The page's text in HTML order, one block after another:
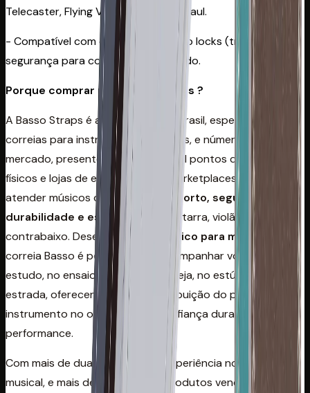
Telecaster, Flying V, Firebird ou Les Paul.
- Compatível com os principais strap locks (travas de
segurança para correias) do mercado.
Porque comprar uma Basso Straps ?
A Basso Straps é a marca líder no Brasil, especializada em
correias para instrumentos musicais, e número 1 do
mercado, presente em mais de 2 mil pontos de venda
físicos e lojas de e-commerce e marketplaces. Criada para
atender músicos que buscam
conforto, segurança,
durabilidade e estilo
ao tocar guitarra, violão ou
contrabaixo. Desenvolvida de
músico para músico
correia Basso é pensada para acompanhar você no
estudo, no ensaio, no palco, na igreja, no estúdio ou na
estrada, oferecendo melhor distribuição do peso do
instrumento no ombro e mais confiança durante a
performance.
Com mais de duas décadas de experiência no mercado
musical, e mais de 3 milhões de produtos vendidos, a